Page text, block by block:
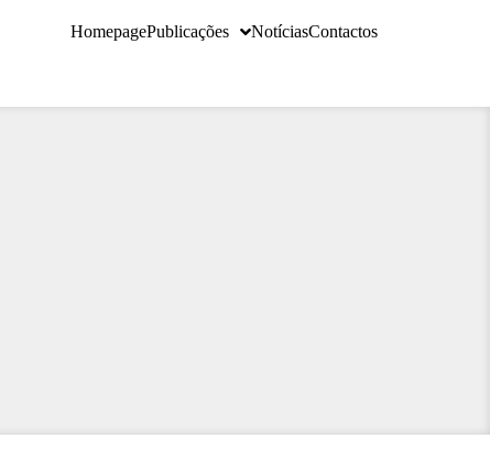
HomepagePublicações NotíciasContactos